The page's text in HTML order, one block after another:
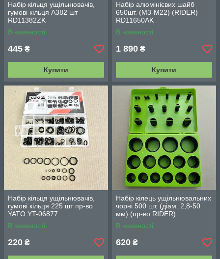
Набір кільця ущільнювачів,
гумові кільця А382 шт
RD11382ZK
В наявності
445 ₴
Купити
Набір алюмінієвих шайб
650шт. (М3-М22) (RIDER)
RD11650AK
В наявності
1 890 ₴
Купити
Набір кільця ущільнювачів,
гумові кільця 225 шт пр-во
YATO YT-06877
В наявності
220 ₴
Набір кілець ущільнювальних
чорні 500 шт. (діам. 2,8-50
мм) (пр-во RIDER)
RD11500ZK
В наявності
620 ₴